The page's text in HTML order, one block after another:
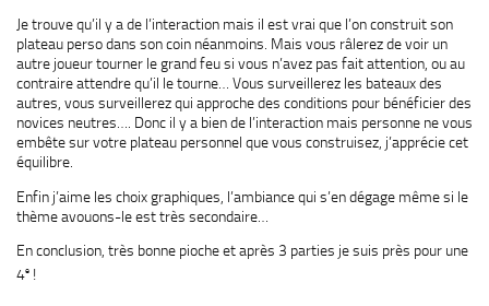
Je trouve qu’il y a de l’interaction mais il est vrai que l’on construit son
plateau perso dans son coin néanmoins. Mais vous râlerez de voir un
autre joueur tourner le grand feu si vous n’avez pas fait attention, ou au
contraire attendre qu’il le tourne… Vous surveillerez les bateaux des
autres, vous surveillerez qui approche des conditions pour bénéficier des
novices neutres…. Donc il y a bien de l’interaction mais personne ne vous
embête sur votre plateau personnel que vous construisez, j’apprécie cet
équilibre.
Enfin j’aime les choix graphiques, l’ambiance qui s’en dégage même si le
thème avouons-le est très secondaire…
En conclusion, très bonne pioche et après 3 parties je suis près pour une
4e !